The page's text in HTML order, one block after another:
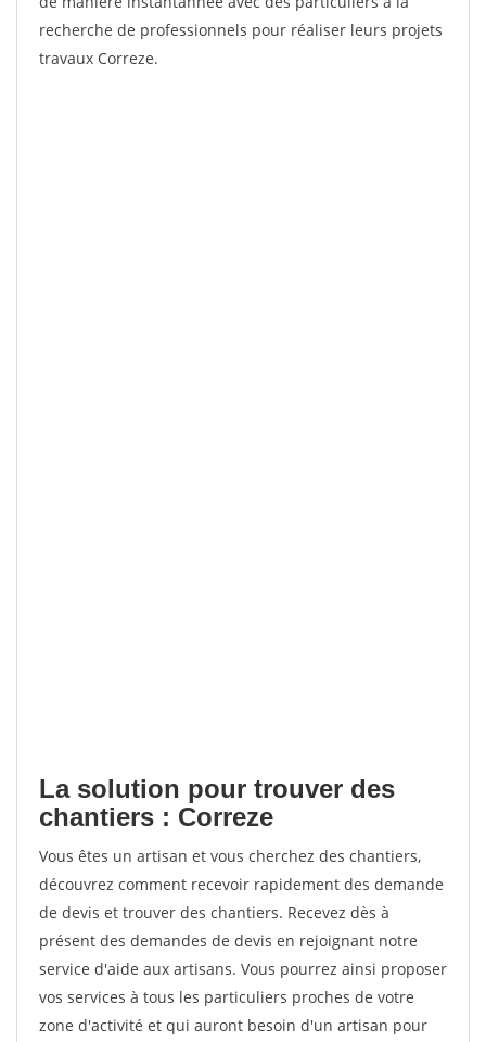
recherche de professionnels pour réaliser leurs projets
travaux Correze.
La solution pour trouver des
chantiers : Correze
Vous êtes un artisan et vous cherchez des chantiers,
découvrez comment recevoir rapidement des demande
de devis et trouver des chantiers. Recevez dès à
présent des demandes de devis en rejoignant notre
service d'aide aux artisans. Vous pourrez ainsi proposer
vos services à tous les particuliers proches de votre
zone d'activité et qui auront besoin d'un artisan pour